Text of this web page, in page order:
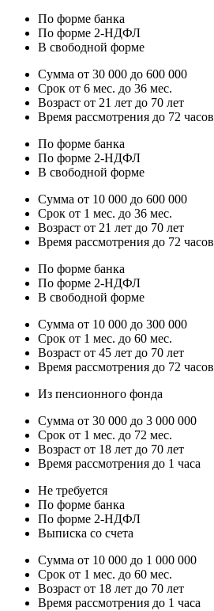
По форме банка
По форме 2-НДФЛ
В свободной форме
Сумма от 30 000 до 600 000
Срок от 6 мес. до 36 мес.
Возраст от 21 лет до 70 лет
Время рассмотрения до 72 часов
По форме банка
По форме 2-НДФЛ
В свободной форме
Сумма от 10 000 до 600 000
Срок от 1 мес. до 36 мес.
Возраст от 21 лет до 70 лет
Время рассмотрения до 72 часов
По форме банка
По форме 2-НДФЛ
В свободной форме
Сумма от 10 000 до 300 000
Срок от 1 мес. до 60 мес.
Возраст от 45 лет до 70 лет
Время рассмотрения до 72 часов
Из пенсионного фонда
Сумма от 30 000 до 3 000 000
Срок от 1 мес. до 72 мес.
Возраст от 18 лет до 70 лет
Время рассмотрения до 1 часа
Не требуется
По форме банка
По форме 2-НДФЛ
Выписка со счета
Сумма от 10 000 до 1 000 000
Срок от 1 мес. до 60 мес.
Возраст от 18 лет до 70 лет
Время рассмотрения до 1 часа